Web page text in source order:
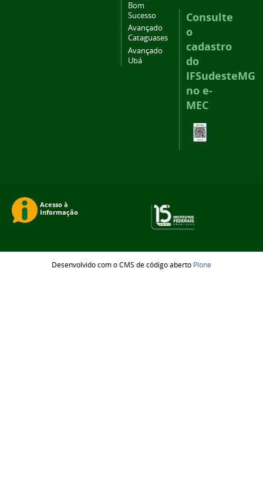
Bom
Sucesso
Avançado
Cataguases
Avançado
Ubá
Consulte
o
cadastro
do
IFSudesteMG
no e-
MEC
Desenvolvido com o CMS de código aberto Plone